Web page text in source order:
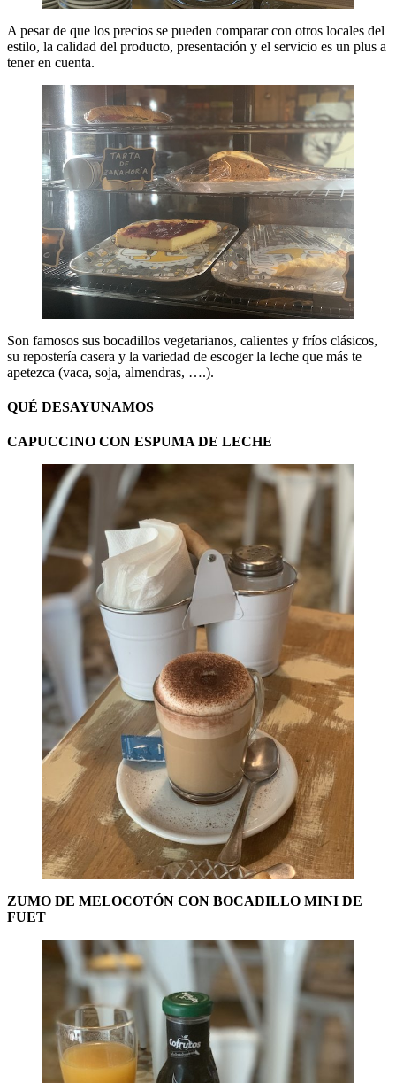
A pesar de que los precios se pueden comparar con otros locales del
estilo, la calidad del producto, presentación y el servicio es un plus a
tener en cuenta.
Son famosos sus bocadillos vegetarianos, calientes y fríos clásicos,
su repostería casera y la variedad de escoger la leche que más te
apetezca (vaca, soja, almendras, ….).
QUÉ DESAYUNAMOS
CAPUCCINO CON ESPUMA DE LECHE
ZUMO DE MELOCOTÓN CON BOCADILLO MINI DE
FUET